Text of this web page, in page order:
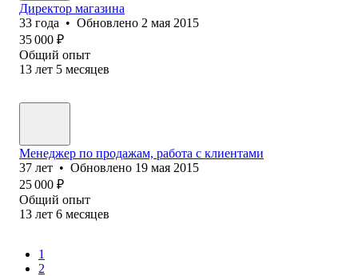
Директор магазина
33 года • Обновлено 2 мая 2015
35 000 ₽
Общий опыт
13 лет 5 месяцев
Менеджер по продажам, работа с клиентами
37 лет • Обновлено 19 мая 2015
25 000 ₽
Общий опыт
13 лет 6 месяцев
1
2